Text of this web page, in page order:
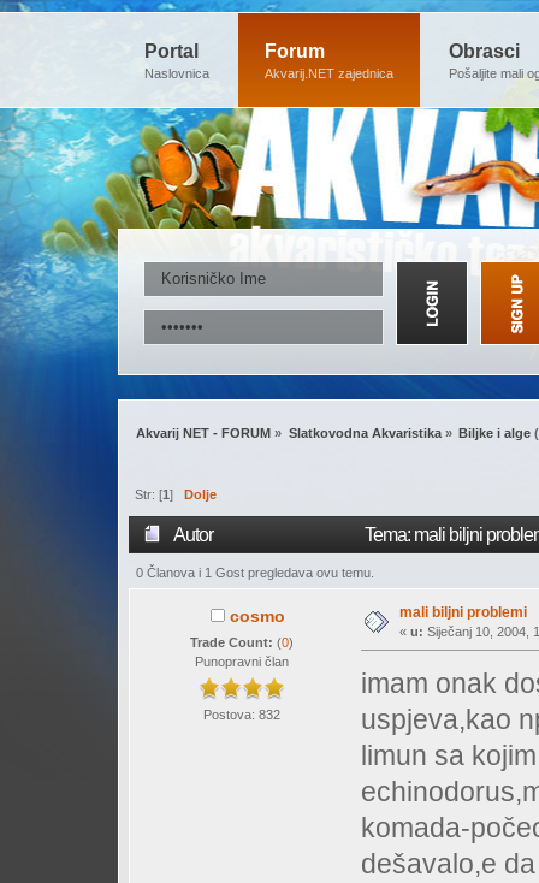
Portal
Naslovnica
Forum
Akvarij.NET zajednica
Obrasci
Pošaljite mali
Akvarij NET - FORUM » Slatkovodna Akvaristika» Biljke i alge
Str: [1] Dolje
Autor Tema: mali biljni
0 Članova i 1 Gost pregledava ovu temu.
cosmo
Trade Count: (0)
Punopravni član
Postova: 832
mali biljni problemi
« u: Siječanj 10, 2004,
imam onak
uspjeva,kao
limun sa
komada-
dešavalo,e